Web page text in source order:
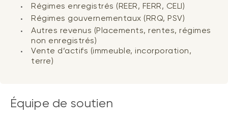
Régimes enregistrés (REER, FERR, CELI)
Régimes gouvernementaux (RRQ, PSV)
Autres revenus (Placements, rentes, régimes
non enregistrés)
Vente d’actifs (immeuble, incorporation,
terre)
Équipe de soutien